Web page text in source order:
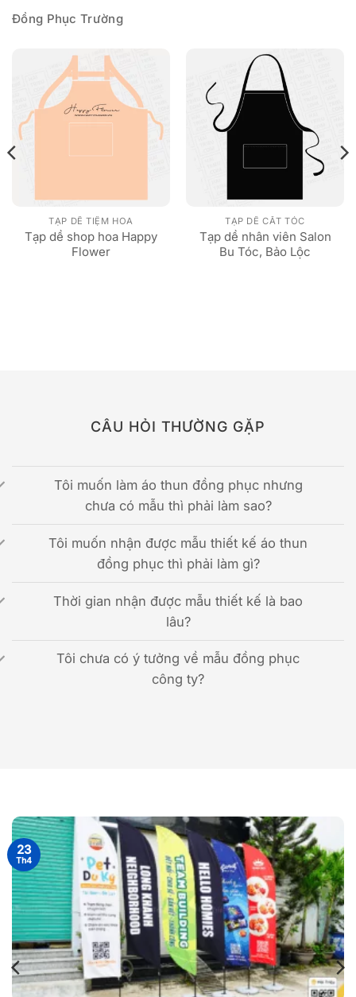
Đồng Phục Trường
TẠP DỀ TIỆM HOA
Tạp dề shop hoa Happy
Flower
TẠP DỀ CẮT TÓC
Tạp dề nhân viên Salon
Bu Tóc, Bảo Lộc
CÂU HỎI THƯỜNG GẶP
Tôi muốn làm áo thun đồng phục nhưng
chưa có mẫu thì phải làm sao?
Tôi muốn nhận được mẫu thiết kế áo thun
đồng phục thì phải làm gì?
Thời gian nhận được mẫu thiết kế là bao
lâu?
Tôi chưa có ý tưởng về mẫu đồng phục
công ty?
23
Th4